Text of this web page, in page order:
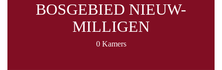
BOSGEBIED NIEUW-
MILLIGEN
0 Kamers